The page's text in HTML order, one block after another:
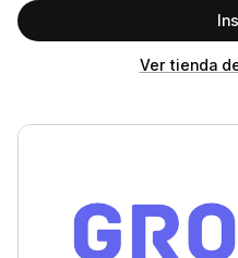
Ver tienda